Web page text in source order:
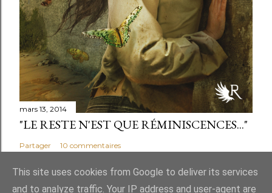
mars 13, 2014
"LE RESTE N'EST QUE RÉMINISCENCES..."
Partager 10 commentaires
This site uses cookies from Google to deliver its services
and to analyze traffic. Your IP address and user-agent are